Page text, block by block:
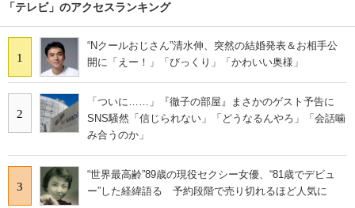
「テレビ」のアクセスランキング
1
“Nクールおじさん”清水伸、突然の結婚発表＆お相手公
開に「えー！」「びっくり」「かわいい奥様」
2
「ついに……」『徹子の部屋』まさかのゲスト予告に
SNS騒然「信じられない」「どうなるんやろ」「会話噛
み合うのか」
3
“世界最高齢”89歳の現役セクシー女優、“81歳でデビュ
ー”した経緯語る 予約段階で売り切れるほど人気に